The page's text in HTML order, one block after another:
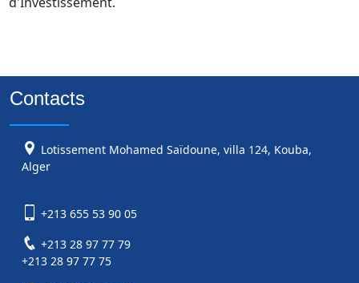
Contacts
Lotissement Mohamed Saïdoune, villa 124, Kouba,
Alger
+213 655 53 90 05
+213 28 97 77 79
+213 28 97 77 75